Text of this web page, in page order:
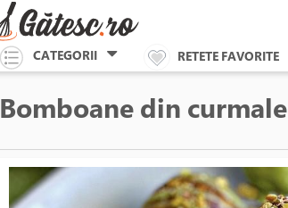
CATEGORII RETETE FAVORITE
Bomboane din curmale